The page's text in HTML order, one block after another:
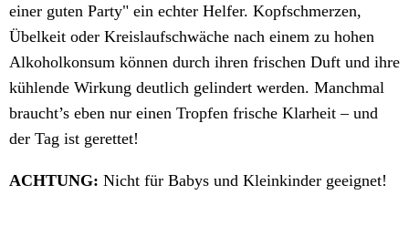
einer guten Party" ein echter Helfer. Kopfschmerzen,
Übelkeit oder Kreislaufschwäche nach einem zu hohen
Alkoholkonsum können durch ihren frischen Duft und ihre
kühlende Wirkung deutlich gelindert werden. Manchmal
braucht’s eben nur einen Tropfen frische Klarheit – und
der Tag ist gerettet!
ACHTUNG: Nicht für Babys und Kleinkinder geeignet!